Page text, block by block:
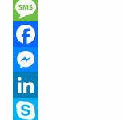
Telegram
Message
Facebook
Messenger
LinkedIn